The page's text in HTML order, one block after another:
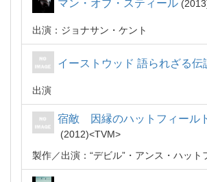
マン・オブ・スティール 2013
出演：ジョナサン・ケント
イーストウッド 語られざる伝
出演
宿敵 因縁のハットフィール
2012
TVM
製作
出演：“デビル”・アンス・ハット